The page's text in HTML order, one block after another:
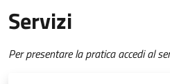
Servizi
Per presentare la pratica accedi al